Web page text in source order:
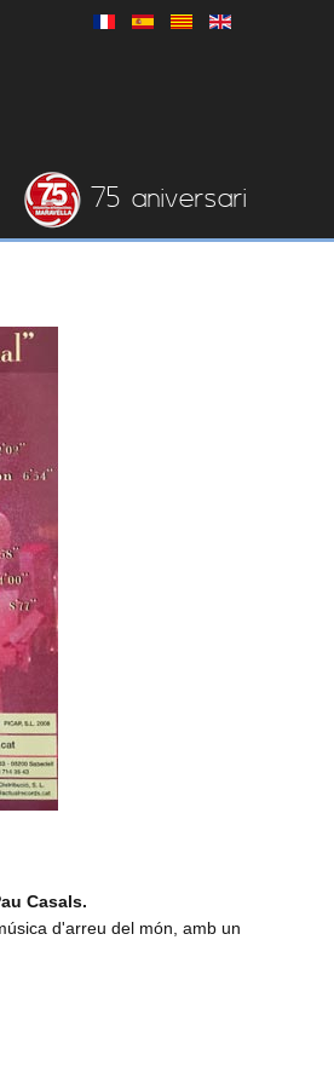
75 aniversari
Casals.
d'arreu del món, amb un